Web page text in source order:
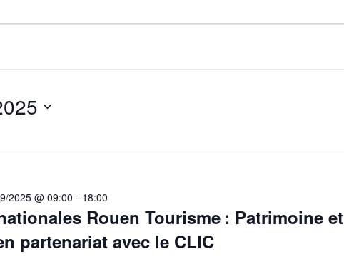
Rouen Tourisme : Patrimoine et
partenariat avec le CLIC
2025 @ 09:00 - 18:00